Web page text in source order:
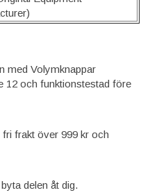
med Volymknappar
12 och funktionstestad före
frakt över 999 kr och
delen åt dig.